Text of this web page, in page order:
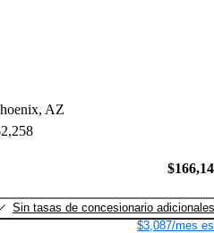
AZ
Sin tasas de concesionario adicionales
$3,087/mes